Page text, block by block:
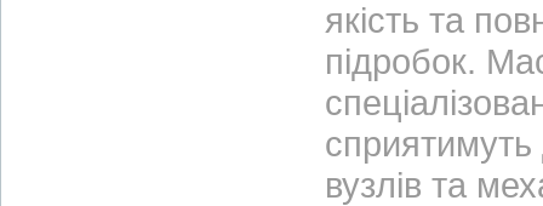
якість та
підробок.
сприятимуть
вузлів та